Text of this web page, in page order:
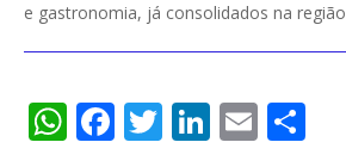
e gastronomia, já consolidados na região
WhatsApp
Facebook
Twitter
LinkedIn
Email